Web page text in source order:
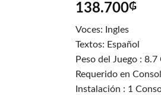
138.700₲
Voces: Ingles
Textos: Español
Peso del Juego : 8.7
Requerido en
Instalación : 1